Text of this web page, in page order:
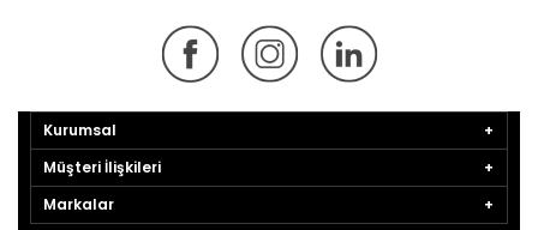
Kurumsal
Müşteri İlişkileri
Markalar